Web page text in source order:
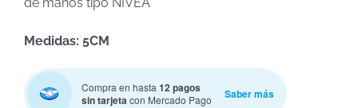
Medidas: 5CM
Compra en hasta 12 pagos
sin tarjetacon Mercado Pago Saber más